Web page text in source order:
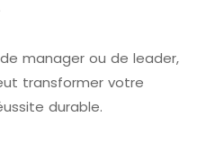
manager ou de leader,
transformer votre
durable.